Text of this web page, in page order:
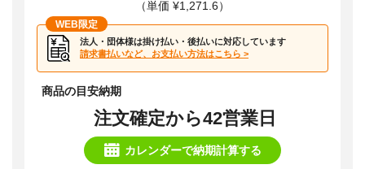
（単価 ¥1,271.6）
WEB限定
法人・団体様は掛け払い・後払いに対応しています
請求書払いなど、お支払い方法はこちら >
商品の目安納期
注文確定から42営業日
カレンダーで納期計算する